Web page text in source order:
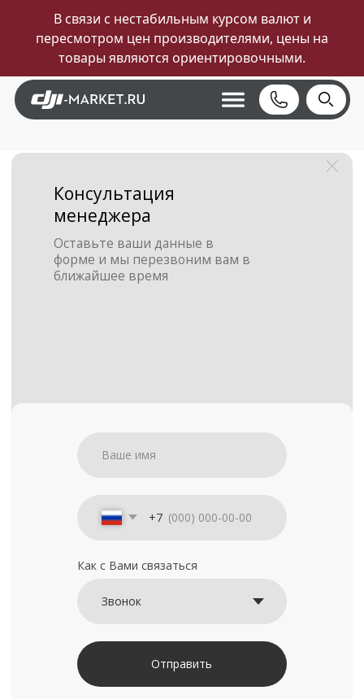
В связи с нестабильным курсом валют и
пересмотром цен производителями, цены на
товары являются ориентировочными.
менеджера
форме и мы перезвоним вам в
ближайшее время
информации